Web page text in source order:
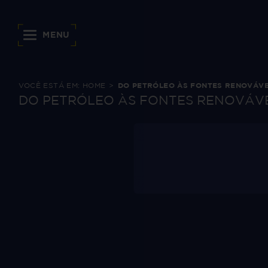
MENU
VOCÊ ESTÁ EM: HOME DO PETRÓLEO ÀS FONTES
DO PETRÓLEO ÀS FONTES